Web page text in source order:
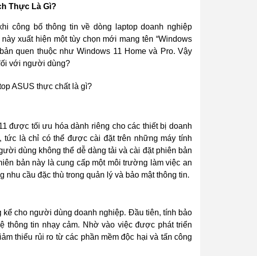
Thực Là Gì?
công bố thông tin về dòng laptop doanh nghiệp
xuất hiện một tùy chọn mới mang tên “Windows
quen thuộc như Windows 11 Home và Pro. Vậy
với người dùng?
được tối ưu hóa dành riêng cho các thiết bị doanh
là chỉ có thể được cài đặt trên những máy tính
dùng không thể dễ dàng tải và cài đặt phiên bản
bản này là cung cấp một môi trường làm việc an
cầu đặc thù trong quản lý và bảo mật thông tin.
kể cho người dùng doanh nghiệp. Đầu tiên, tính bảo
thông tin nhạy cảm. Nhờ vào việc được phát triển
thiểu rủi ro từ các phần mềm độc hại và tấn công